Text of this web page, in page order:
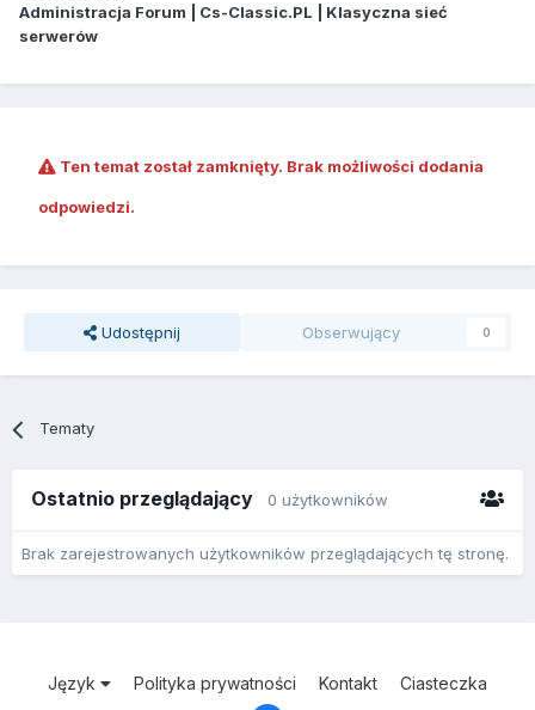
Administracja Forum | Cs-Classic.PL | Klasyczna sieć
serwerów
Ten temat został zamknięty. Brak możliwości dodania
odpowiedzi.
Udostępnij Obserwujący 0
Tematy
Ostatnio przeglądający 0 użytkowników
Brak zarejestrowanych użytkowników przeglądających tę stronę.
Język Polityka prywatności Kontakt Ciasteczka